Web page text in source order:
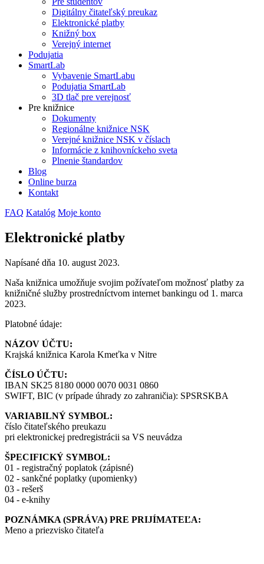
Digitálny čitateľský preukaz
Elektronické platby
Knižný box
Verejný internet
Podujatia
SmartLab
Vybavenie SmartLabu
Podujatia SmartLab
3D tlač pre verejnosť
Pre knižnice
Dokumenty
Regionálne knižnice NSK
Verejné knižnice NSK v číslach
Informácie z knihovníckeho sveta
Plnenie štandardov
Blog
Online burza
Kontakt
FAQ Katalóg Moje konto
Elektronické platby
Napísané dňa 10. august 2023.
Naša knižnica umožňuje svojim požívateľom možnosť platby za
knižničné služby prostredníctvom internet bankingu od 1. marca
2023.
Platobné údaje:
NÁZOV ÚČTU:
Krajská knižnica Karola Kmeťka v Nitre
ČÍSLO ÚČTU:
IBAN SK25 8180 0000 0070 0031 0860
SWIFT, BIC (v prípade úhrady zo zahraničia): SPSRSKBA
VARIABILNÝ SYMBOL:
číslo čitateľského preukazu
pri elektronickej predregistrácii sa VS neuvádza
ŠPECIFICKÝ SYMBOL:
01 - registračný poplatok (zápisné)
02 - sankčné poplatky (upomienky)
03 - rešerš
04 - e-knihy
POZNÁMKA (SPRÁVA) PRE PRIJÍMATEĽA:
Meno a priezvisko čitateľa